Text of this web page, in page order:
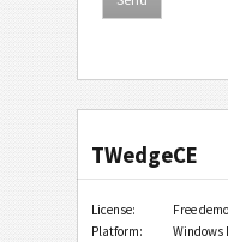
TWedgeCE
License:
Free
Platform:
Windows